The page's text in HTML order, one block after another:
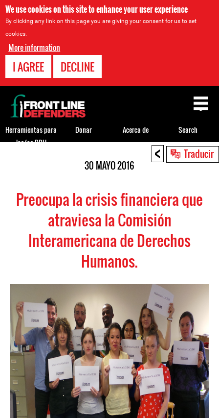
We use cookies on this site to enhance your user experience
By clicking any link on this page you are giving your consent for us to set
cookies.
More information
I AGREE DECLINE
< Traducir
30 MAYO 2016
Preocupa la crisis financiera que
atraviesa la Comisión
Interamericana de Derechos
Humanos.
Back
to
top
Herramientas para
los/as DDH
Donar Acerca de Search